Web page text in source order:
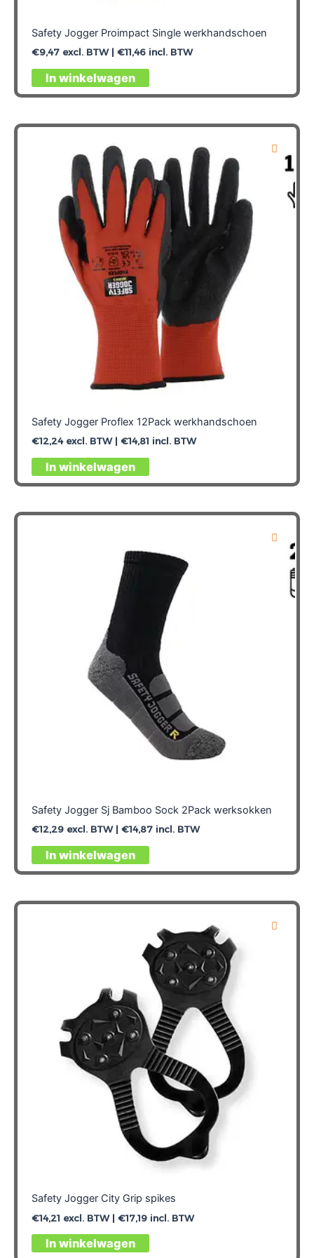
Safety Jogger Proimpact Single werkhandschoen
€9,47excl. BTW | €11,46incl. BTW
In winkelwagen
Dit
product
meerdere
Deze
optie
kan
gekozen
worden
op
de
Safety Jogger Proflex 12Pack werkhandschoen
€12,24excl. BTW | €14,81 incl. BTW
In winkelwagen
Dit
product
meerdere
optie
gekozen
worden
de
productpagina
Safety Jogger Sj Bamboo Sock 2Pack werksokken
€12,29excl. BTW | €14,87incl. BTW
In winkelwagen
Dit
product
meerdere
Deze
optie
kan
gekozen
worden
op
de
productpagina
Safety Jogger City Grip spikes
€14,21 excl. BTW | €17,19incl. BTW
In winkelwagen